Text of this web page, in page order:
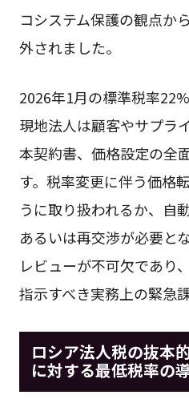
コシステム保護の観点か
外されました。
2026年1月の標準税率
現地法人は顧客やサプラ
本契約書、価格設定の全
す。税率変更に伴う価格
うに取り扱われるか、自
あるいは再交渉が必要と
レビューが不可欠であり
指示すべき実務上の緊急課
ロシア法人税の抜本
に対する最低税率の